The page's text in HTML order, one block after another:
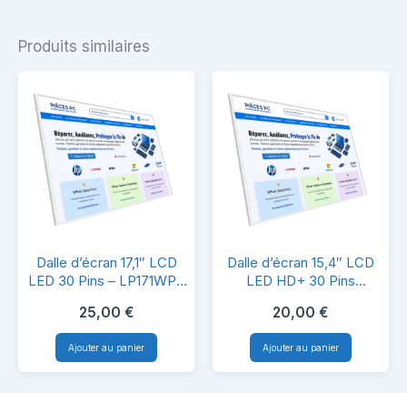
Produits similaires
Dalle
d’écran
17,1″
LCD
LED
Dalle d’écran 17,1″ LCD
LED 30 Pins – LP171WP4
PC Portable
25,00 €
Ajouter au panier
Dalle
d’écran
15,4″
LCD
LED
Dalle d’écran 15,4″ LCD
LED HD+ 30 Pins
LTN154X3-L01 –
Compatible PC Portable
20,00 €
Ajouter au panier